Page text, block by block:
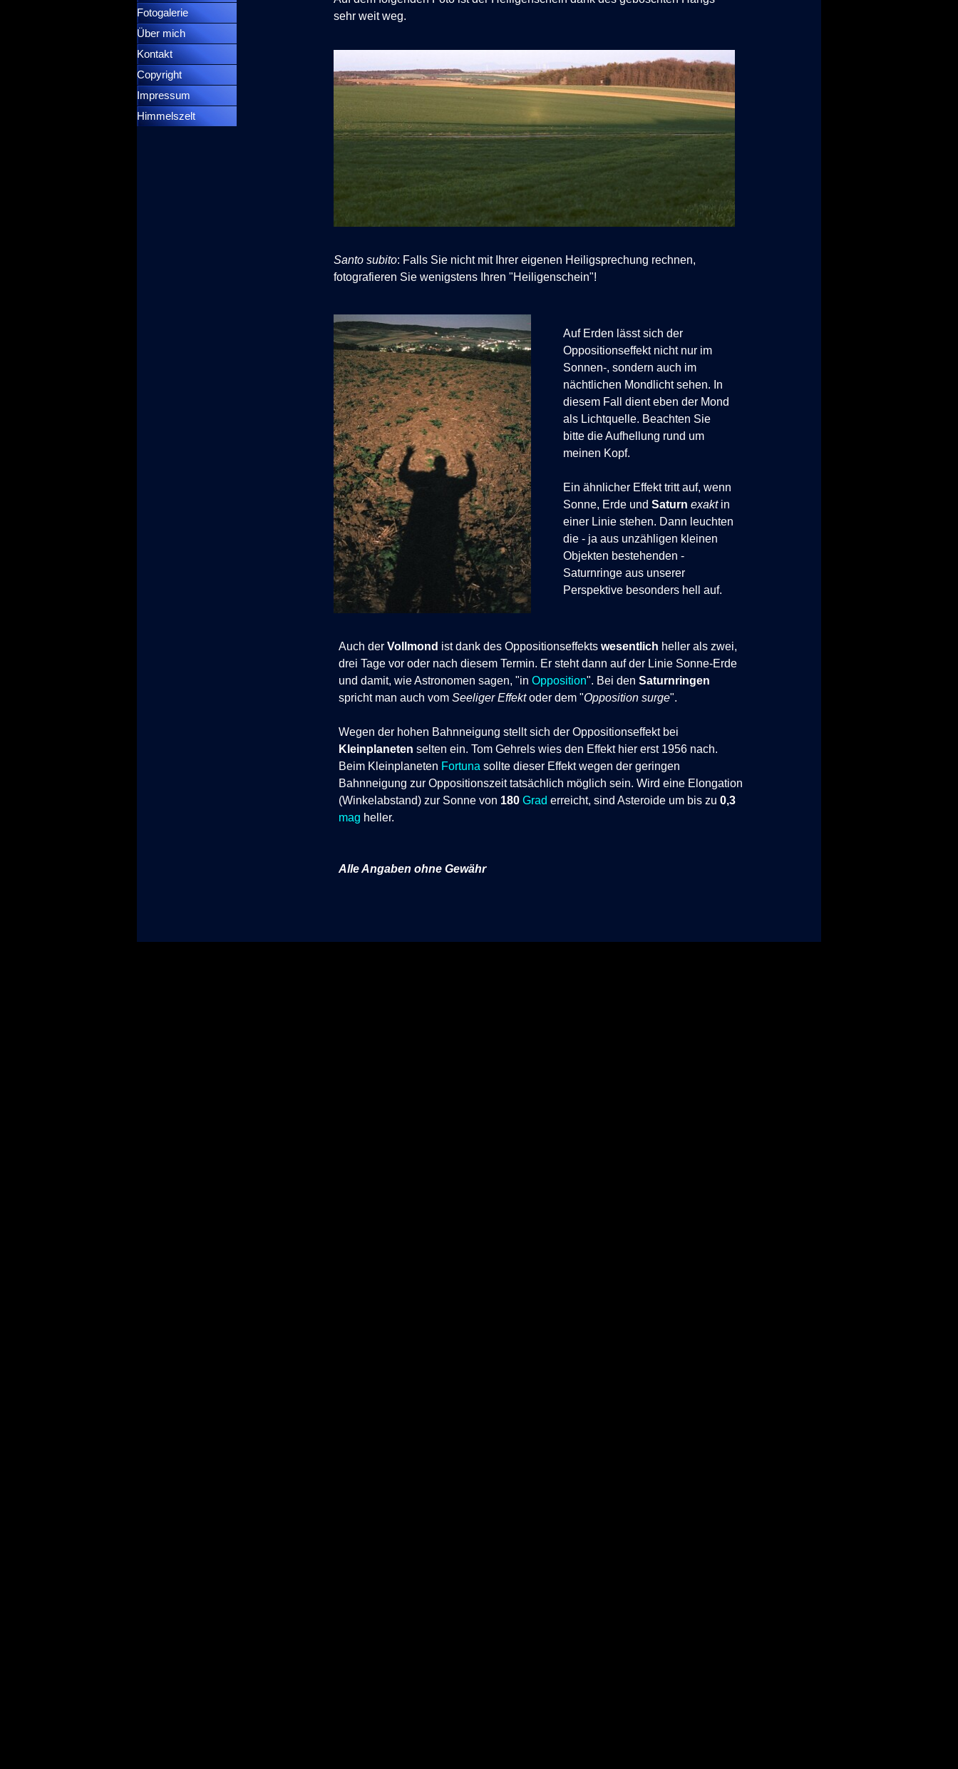
Fotogalerie
Über mich
Kontakt
Copyright
Impressum
Himmelszelt
sehr weit weg.
Santo subito: Falls Sie nicht mit Ihrer eigenen Heiligsprechung rechnen,
fotografieren Sie wenigstens Ihren "Heiligenschein"!
Auf Erden lässt sich der
Oppositionseffekt nicht nur im
Sonnen-, sondern auch im
nächtlichen Mondlicht sehen. In
diesem Fall dient eben der Mond
als Lichtquelle. Beachten Sie
bitte die Aufhellung rund um
meinen Kopf.
Ein ähnlicher Effekt tritt auf, wenn
Sonne, Erde undSaturnexakt in
einer Linie stehen. Dann leuchten
die - ja aus unzähligen kleinen
Objekten bestehenden -
Saturnringe aus unserer
Perspektive besonders hell auf.
Auch der Vollmond ist dank des Oppositionseffekts wesentlich heller als zwei,
drei Tage vor oder nach diesem Termin. Er steht dann auf der Linie Sonne-Erde
und damit, wie Astronomen sagen, "in Opposition". Bei den Saturnringen
spricht man auch vom Seeliger Effektoder dem "Opposition surge".
Wegen der hohen Bahnneigung stellt sich der Oppositionseffekt bei
Kleinplaneten selten ein. Tom Gehrels wies den Effekt hier erst 1956 nach.
Beim Kleinplaneten Fortuna sollte dieser Effekt wegen der geringen
Bahnneigung zur Oppositionszeit tatsächlich möglich sein. Wird eine Elongation
(Winkelabstand) zur Sonne von 180 Grad erreicht, sind Asteroide um bis zu 0,3
mag heller.
Alle Angaben ohne Gewähr